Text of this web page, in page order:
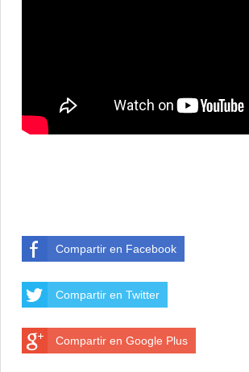
Compartir en Facebook
Compartir en Twitter
Compartir en Google Plus